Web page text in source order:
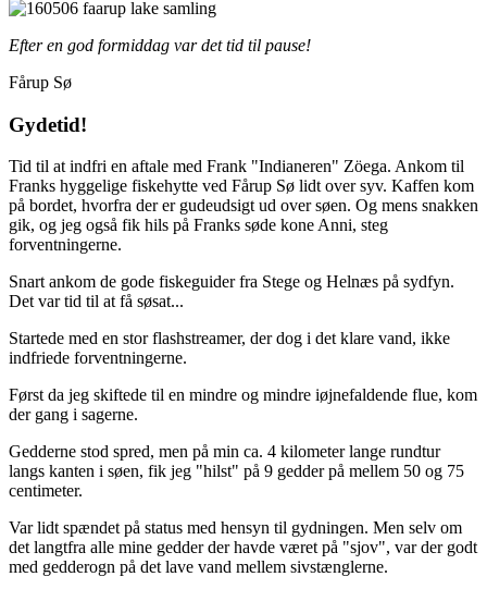
Efter en god formiddag var det tid til pause!
Fårup Sø
Gydetid!
Tid til at indfri en aftale med Frank "Indianeren" Zöega. Ankom til
Franks hyggelige fiskehytte ved Fårup Sø lidt over syv. Kaffen kom
på bordet, hvorfra der er gudeudsigt ud over søen. Og mens snakken
gik, og jeg også fik hils på Franks søde kone Anni, steg
forventningerne.
Snart ankom de gode fiskeguider fra Stege og Helnæs på sydfyn.
Det var tid til at få søsat...
Startede med en stor flashstreamer, der dog i det klare vand, ikke
indfriede forventningerne.
Først da jeg skiftede til en mindre og mindre iøjnefaldende flue, kom
der gang i sagerne.
Gedderne stod spred, men på min ca. 4 kilometer lange rundtur
langs kanten i søen, fik jeg "hilst" på 9 gedder på mellem 50 og 75
centimeter.
Var lidt spændet på status med hensyn til gydningen. Men selv om
det langtfra alle mine gedder der havde været på "sjov", var der godt
med gedderogn på det lave vand mellem sivstænglerne.